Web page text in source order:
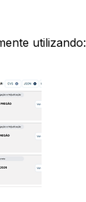
utilizando: